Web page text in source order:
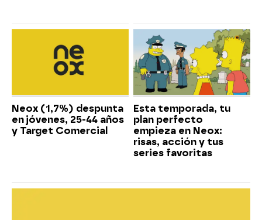
Neox (1,7%) despunta
en jóvenes, 25-44 años
y Target Comercial
Esta temporada, tu
plan perfecto
empieza en Neox:
risas, acción y tus
series favoritas